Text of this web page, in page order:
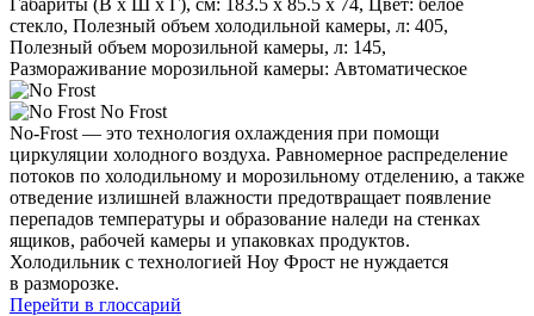
стекло, Полезный объем холодильной камеры, л: 405,
Полезный объем морозильной камеры, л: 145,
Размораживание морозильной камеры: Автоматическое
No Frost
No-Frost — это технология охлаждения при помощи
циркуляции холодного воздуха. Равномерное распределение
потоков по холодильному и морозильному отделению, а также
отведение излишней влажности предотвращает появление
перепадов температуры и образование наледи на стенках
ящиков, рабочей камеры и упаковках продуктов.
Холодильник с технологией Ноу Фрост не нуждается
в разморозке.
Перейти в глоссарий